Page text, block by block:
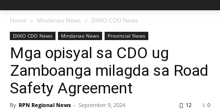
Home Mindanao News DXKO CDO News
DXKO CDO News Mindanao News Provincial News
Mga opisyal sa CDO ug
Zamboanga milagda sa Road
Safety Agreement
By RPN Regional News - September 9, 2024 0
12